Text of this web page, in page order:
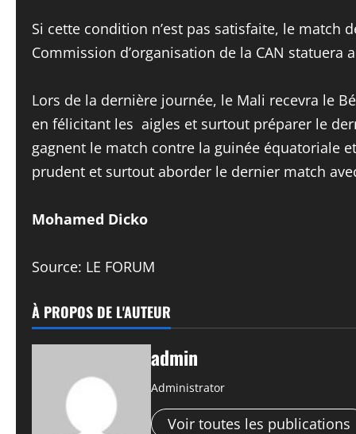
Si cette condition n’est pas satisfaite, le
Commission d’organisation de la CAN statuera
Lors de la dernière journée, le Mali recevra le
en félicitant les aigles et surtout préparer le
gagnent le match contre la guinée équatoriale
prudent et surtout aborder le dernier match
Mohamed Dicko
Source: LE FORUM
À PROPOS DE L'AUTEUR
admin
Administrator
Voir toutes les publications